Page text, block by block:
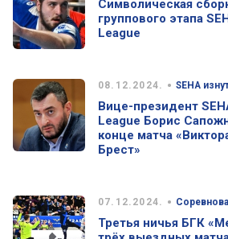
Символическая
группового этапа
League
08.12.2024. • SEHA
Вице-президент
League Борис
конце матча
Брест»
07.12.2024. •
Третья ничья БГК